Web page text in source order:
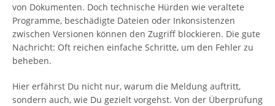
von Dokumenten. Doch technische Hürden wie veraltete
Programme, beschädigte Dateien oder Inkonsistenzen
zwischen Versionen können den Zugriff blockieren. Die gute
Nachricht: Oft reichen einfache Schritte, um den Fehler zu
beheben.
Hier erfährst Du nicht nur, warum die Meldung auftritt,
sondern auch, wie Du gezielt vorgehst. Von der Überprüfung